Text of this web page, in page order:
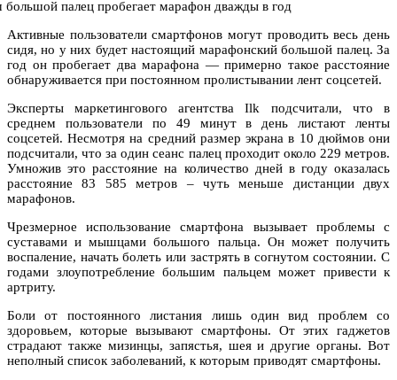
Активные пользователи смартфонов могут проводить весь день
сидя, но у них будет настоящий марафонский большой палец. За
год он пробегает два марафона — примерно такое расстояние
обнаруживается при постоянном пролистывании лент соцсетей.
Эксперты маркетингового агентства Ilk подсчитали, что в
среднем пользователи по 49 минут в день листают ленты
соцсетей. Несмотря на средний размер экрана в 10 дюймов они
подсчитали, что за один сеанс палец проходит около 229 метров.
Умножив это расстояние на количество дней в году оказалась
расстояние 83 585 метров – чуть меньше дистанции двух
марафонов.
Чрезмерное использование смартфона вызывает проблемы с
суставами и мышцами большого пальца. Он может получить
воспаление, начать болеть или застрять в согнутом состоянии. С
годами злоупотребление большим пальцем может привести к
артриту.
Боли от постоянного листания лишь один вид проблем со
здоровьем, которые вызывают смартфоны. От этих гаджетов
страдают также мизинцы, запястья, шея и другие органы. Вот
неполный список заболеваний, к которым приводят смартфоны.